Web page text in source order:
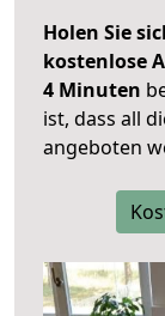
Holen Sie
kostenlose
4 Minuten
ist, dass all
angeboten